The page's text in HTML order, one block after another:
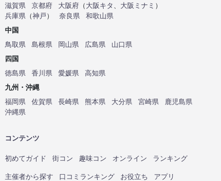
滋賀県
京都府 大阪府 （大阪キタ 大阪ミナミ ）
兵庫県 （神戸） 奈良県
和歌山県
中国
鳥取県
島根県 岡山県 広島県
山口県
四国
徳島県
香川県 愛媛県
高知県
九州・沖縄
福岡県
佐賀県 長崎県 熊本県 大分県 宮崎県
鹿児島県
沖縄県
コンテンツ
初めてガイド 街コン 趣味コン オンライン ランキング
主催者から探す 口コミランキング お役立ち アプリ